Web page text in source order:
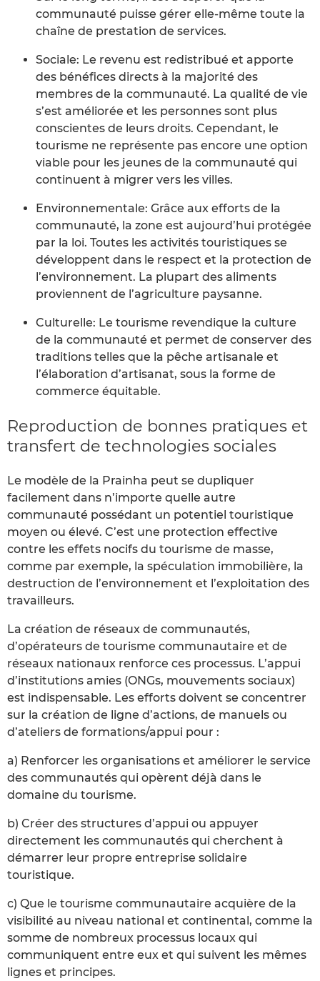
communauté puisse gérer elle-même toute la
chaîne de prestation de services.
Sociale: Le revenu est redistribué et apporte
des bénéfices directs à la majorité des
membres de la communauté. La qualité de vie
s’est améliorée et les personnes sont plus
conscientes de leurs droits. Cependant, le
tourisme ne représente pas encore une option
viable pour les jeunes de la communauté qui
continuent à migrer vers les villes.
Environnementale: Grâce aux efforts de la
communauté, la zone est aujourd’hui protégée
par la loi. Toutes les activités touristiques se
développent dans le respect et la protection de
l’environnement. La plupart des aliments
proviennent de l’agriculture paysanne.
Culturelle: Le tourisme revendique la culture
de la communauté et permet de conserver des
traditions telles que la pêche artisanale et
l’élaboration d’artisanat, sous la forme de
commerce équitable.
Reproduction de bonnes pratiques et
transfert de technologies sociales
Le modèle de la Prainha peut se dupliquer
facilement dans n’importe quelle autre
communauté possédant un potentiel touristique
moyen ou élevé. C’est une protection effective
contre les effets nocifs du tourisme de masse,
comme par exemple, la spéculation immobilière, la
destruction de l’environnement et l’exploitation des
travailleurs.
La création de réseaux de communautés,
d’opérateurs de tourisme communautaire et de
réseaux nationaux renforce ces processus. L’appui
d’institutions amies (ONGs, mouvements sociaux)
est indispensable. Les efforts doivent se concentrer
sur la création de ligne d’actions, de manuels ou
d’ateliers de formations/appui pour :
a) Renforcer les organisations et améliorer le service
des communautés qui opèrent déjà dans le
domaine du tourisme.
b) Créer des structures d’appui ou appuyer
directement les communautés qui cherchent à
démarrer leur propre entreprise solidaire
touristique.
c) Que le tourisme communautaire acquière de la
visibilité au niveau national et continental, comme la
somme de nombreux processus locaux qui
communiquent entre eux et qui suivent les mêmes
lignes et principes.